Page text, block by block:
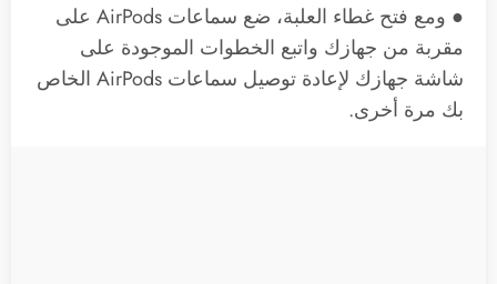
● ومع فتح غطاء العلبة، ضع سماعات AirPods على
مقربة من جهازك واتبع الخطوات الموجودة على
شاشة جهازك لإعادة توصيل سماعات AirPods الخاص
بك مرة أخرى.